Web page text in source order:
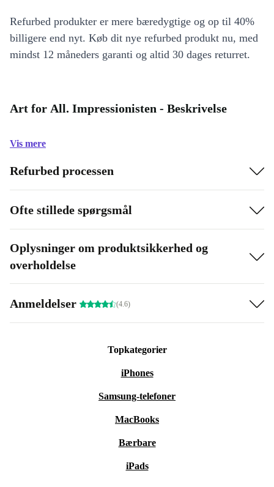
Refurbed produkter er mere bæredygtige og op til 40%
billigere end nyt. Køb dit nye refurbed produkt nu, med
mindst 12 måneders garanti og altid 30 dages returret.
Art for All. Impressionisten - Beskrivelse
Vis mere
Refurbed processen
Ofte stillede spørgsmål
Oplysninger om produktsikkerhed og
overholdelse
Anmeldelser (4.6)
Topkategorier
iPhones
Samsung-telefoner
MacBooks
Bærbare
iPads